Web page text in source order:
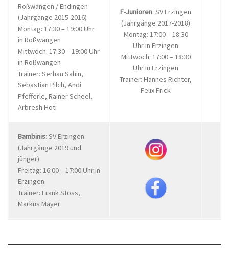
Roßwangen / Endingen
(Jahrgänge 2015-2016)
Montag: 17:30 – 19:00 Uhr
in Roßwangen
Mittwoch: 17:30 – 19:00 Uhr
in Roßwangen
Trainer: Serhan Sahin,
Sebastian Pilch, Andi
Pfefferle, Rainer Scheel,
Arbresh Hoti
F-Junioren: SV Erzingen
(Jahrgänge 2017-2018)
Montag: 17:00 – 18:30
Uhr in Erzingen
Mittwoch: 17:00 – 18:30
Uhr in Erzingen
Trainer: Hannes Richter,
Felix Frick
Bambinis: SV Erzingen
(Jahrgänge 2019 und
jünger)
Freitag: 16:00 – 17:00 Uhr in
Erzingen
Trainer: Frank Stoss,
Markus Mayer